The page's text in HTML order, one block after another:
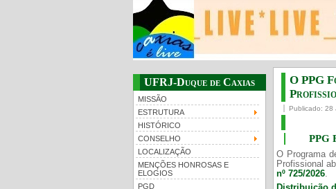
UFRJ-Duque de Caxias
MISSÃO
ESTRUTURA
HISTÓRICO
CONSELHO
LOCALIZAÇÃO
MENÇÕES HONROSAS E
ELOGIOS
PGD
O PPG
Publicado: 28
PPG
O Programa
Profissional
nº 725/2026.